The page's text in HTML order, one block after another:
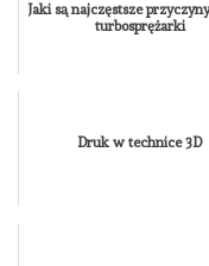
Jaki są najczęstsze
turbosprężarki
Druk w technice 3D